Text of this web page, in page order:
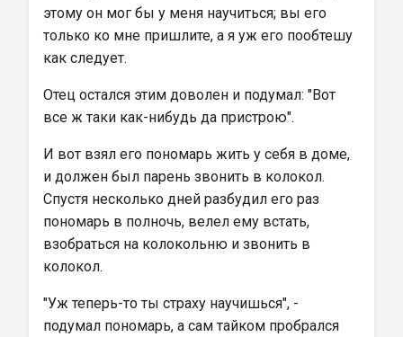
этому он мог бы у меня научиться; вы его
только ко мне пришлите, а я уж его пообтешу
как следует.
Отец остался этим доволен и подумал: "Вот
все ж таки как-нибудь да пристрою".
И вот взял его пономарь жить у себя в доме,
и должен был парень звонить в колокол.
Спустя несколько дней разбудил его раз
пономарь в полночь, велел ему встать,
взобраться на колокольню и звонить в
колокол.
"Уж теперь-то ты страху научишься", -
подумал пономарь, а сам тайком пробрался